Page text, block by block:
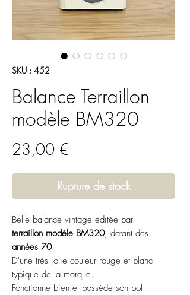
SKU : 452
Balance Terraillon
modèle BM320
23,00 €
Rupture de stock
Belle balance vintage éditée par
terraillon modèle BM320, datant des
années 70.
D'une très jolie couleur rouge et blanc
typique de la marque.
Fonctionne bien et possède son bol